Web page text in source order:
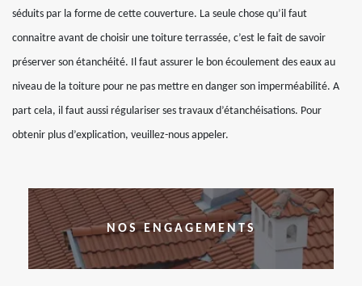
séduits par la forme de cette couverture. La seule chose qu’il faut
connaitre avant de choisir une toiture terrassée, c’est le fait de savoir
préserver son étanchéité. Il faut assurer le bon écoulement des eaux au
niveau de la toiture pour ne pas mettre en danger son imperméabilité. A
part cela, il faut aussi régulariser ses travaux d’étanchéisations. Pour
obtenir plus d’explication, veuillez-nous appeler.
NOS ENGAGEMENTS